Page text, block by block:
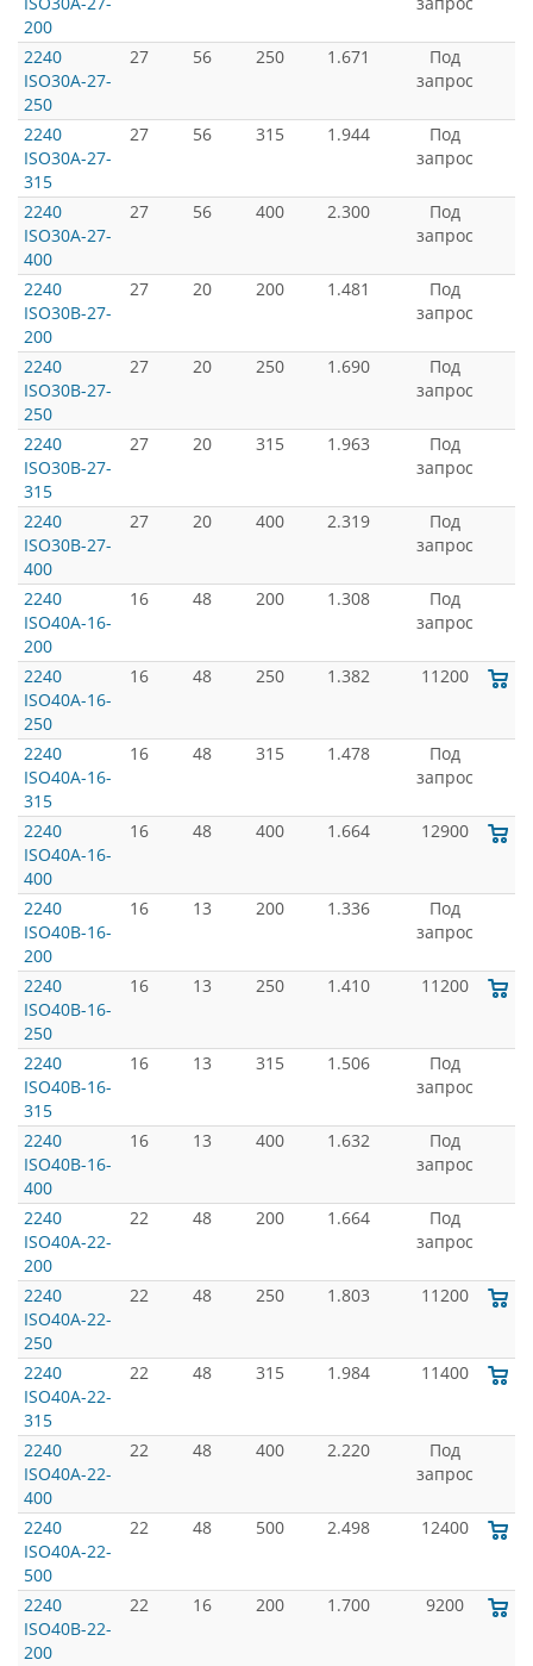
200
2240
ISO30A-27-
250
27 56 250 1.671
Под
запрос
2240
ISO30A-27-
315
27 56 315 1.944
Под
запрос
2240
ISO30A-27-
400
27 56 400 2.300
Под
запрос
2240
ISO30B-27-
200
27 20 200 1.481
Под
запрос
2240
ISO30B-27-
250
27 20 250 1.690
Под
запрос
2240
ISO30B-27-
315
27 20 315 1.963
Под
запрос
2240
ISO30B-27-
400
27 20 400 2.319
Под
запрос
2240
ISO40A-16-
200
16 48 200 1.308
Под
запрос
2240
ISO40A-16-
250
16 48 250 1.382 11200
2240
ISO40A-16-
315
16 48 315 1.478
Под
запрос
2240
ISO40A-16-
400
16 48 400 1.664 12900
2240
ISO40B-16-
200
16 13 200 1.336
Под
запрос
2240
ISO40B-16-
250
16 13 250 1.410 11200
2240
ISO40B-16-
315
16 13 315 1.506
Под
запрос
2240
ISO40B-16-
400
16 13 400 1.632
Под
запрос
2240
ISO40A-22-
200
22 48 200 1.664
Под
запрос
2240
ISO40A-22-
250
22 48 250 1.803 11200
2240
ISO40A-22-
315
22 48 315 1.984 11400
2240
ISO40A-22-
400
22 48 400 2.220
Под
запрос
2240
ISO40A-22-
500
22 48 500 2.498 12400
2240
ISO40B-22-
200
22 16 200 1.700 9200